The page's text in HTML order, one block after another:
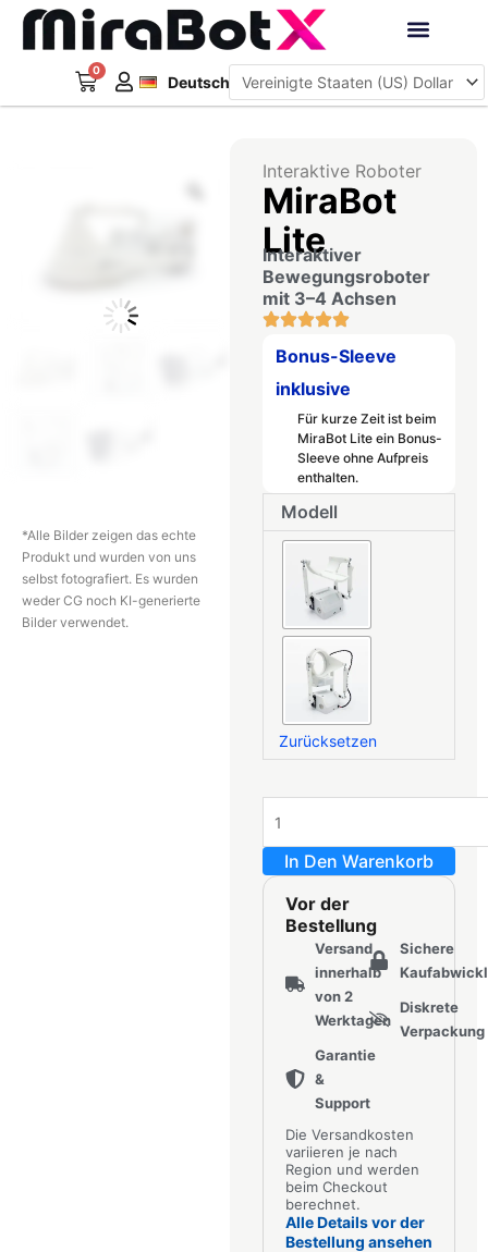
Zum
0
WarenkorbDeutsch
Français
日本語
*Alle Bilder zeigen das echte
Produkt und wurden von uns
selbst fotografiert. Es wurden
weder CG noch KI-generierte
Bilder verwendet.
Interaktive Roboter
MiraBot
Lite
Interaktiver
Bewegungsroboter
mit 3–4 Achsen
Bonus-Sleeve
inklusive
Für kurze Zeit ist beim
MiraBot Lite ein Bonus-
Sleeve ohne Aufpreis
enthalten.
Modell
Zurücksetzen
MiraBot
Lite
In Den Warenkorb
Vor der
Bestellung
Versand
innerhalb
von 2
Werktagen
Garantie
&
Support
Sichere
Diskrete
Verpackung
Die Versandkosten
variieren je nach
Region und werden
beim Checkout
berechnet.
Alle Details vor der
Bestellung ansehen